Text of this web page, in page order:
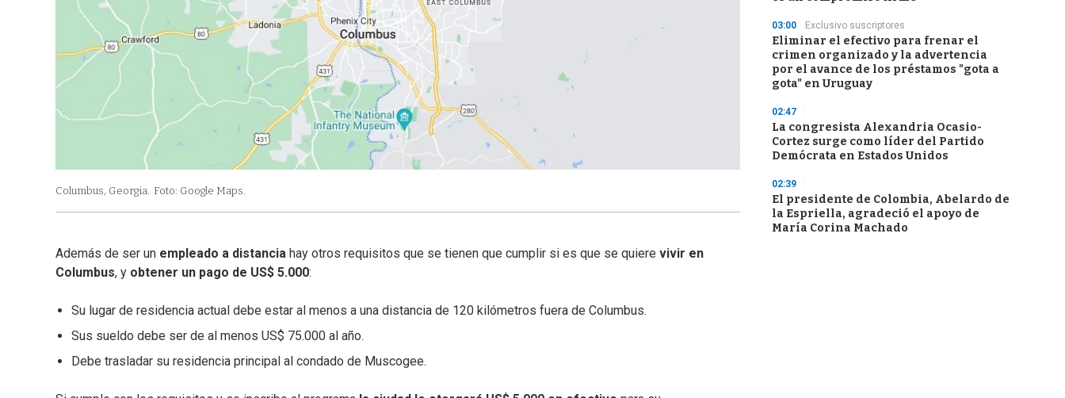
Columbus, Georgia. Foto: Google Maps.
Además de ser un empleado a distancia hay otros requisitos que se tienen que cumplir si es que se quiere vivir en
Columbus, y obtener un pago de US$ 5.000:
Su lugar de residencia actual debe estar al menos a una distancia de 120 kilómetros fuera de Columbus.
Sus sueldo debe ser de al menos US$ 75.000 al año.
Debe trasladar su residencia principal al condado de Muscogee.
03:00 Exclusivo suscriptores
Eliminar el efectivo para frenar el
crimen organizado y la advertencia
por el avance de los préstamos "gota a
gota" en Uruguay
02:47
La congresista Alexandria Ocasio-
Cortez surge como líder del Partido
Demócrata en Estados Unidos
02:39
El presidente de Colombia, Abelardo de
la Espriella, agradeció el apoyo de
María Corina Machado